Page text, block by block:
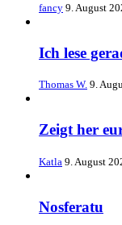
fancy 9. August
Ich lese
Thomas W. 9.
Zeigt her
Katla 9. August
Nosferatu